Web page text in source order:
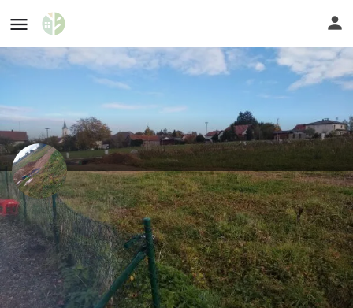
Vermiete/Verpachte
Grundstück/Stellplatz für Tiny House
Erschlossenes Baugebiet
Profil